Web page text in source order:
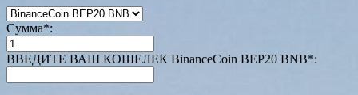
Сумма*:
ВВЕДИТЕ ВАШ КОШЕЛЕК BinanceCoin BEP20 BNB*: